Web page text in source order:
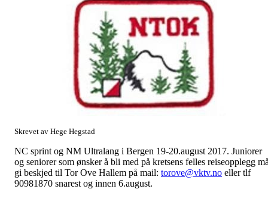
Skrevet av Hege Hegstad
NC sprint og NM Ultralang i Bergen 19-20.august 2017. Juniorer
og seniorer som ønsker å bli med på kretsens felles reiseopplegg
gi beskjed til Tor Ove Hallem på mail: torove@vktv.no eller tlf
90981870 snarest og innen 6.august.